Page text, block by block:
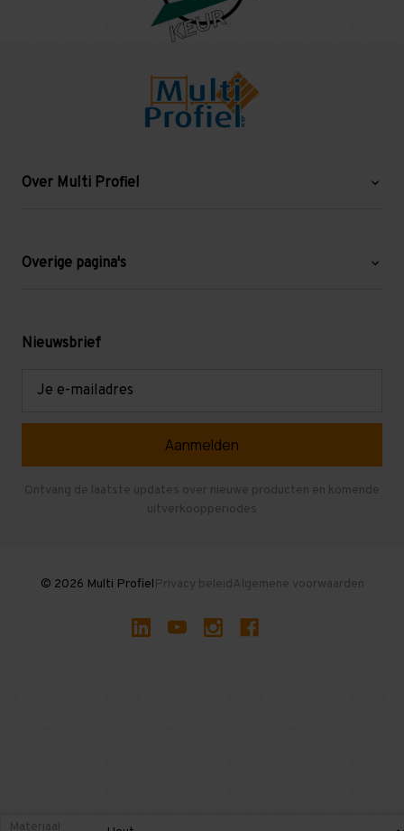
Over Multi Profiel
Blog
Levering en afhalen
Overige pagina's
Mezzanine
Gebruikte entresolvloeren
Nieuwsbrief
Ontvang de laatste updates over nieuwe producten en komende
uitverkoopperiodes
© 2026 Multi ProfielPrivacy beleidAlgemene voorwaarden
Materiaal